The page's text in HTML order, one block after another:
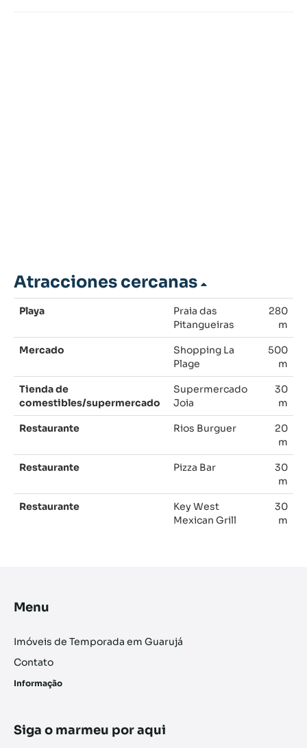
Atracciones cercanas
Playa
Praia das
Pitangueiras
280
m
Mercado
Shopping La
Plage
500
m
Tienda de
comestibles/supermercado
Supermercado
Joia
30
m
Restaurante Rios Burguer
20
m
Restaurante Pizza Bar
30
m
Restaurante
Key West
Mexican Grill
30
m
Menu
Imóveis de Temporada em Guarujá
Contato
Informação
Siga o marmeu por aqui